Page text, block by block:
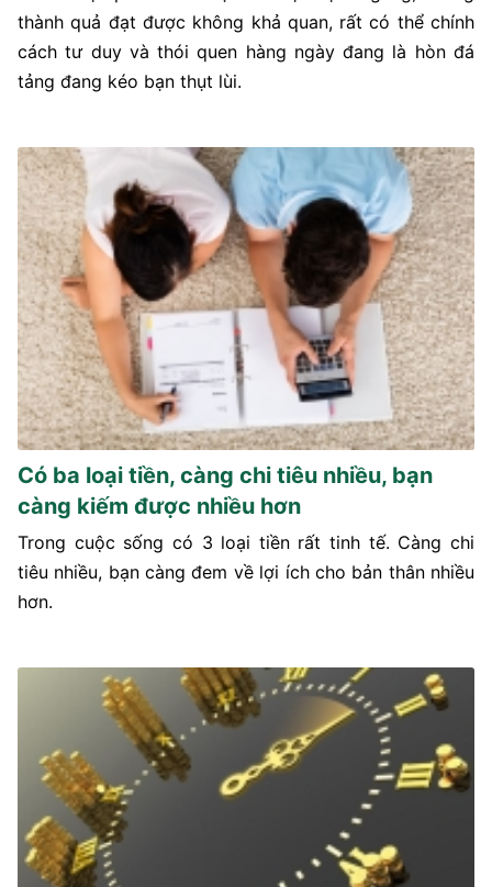
thành quả đạt được không khả quan, rất có thể chính
cách tư duy và thói quen hàng ngày đang là hòn đá
tảng đang kéo bạn thụt lùi.
Có ba loại tiền, càng chi tiêu nhiều, bạn
càng kiếm được nhiều hơn
Trong cuộc sống có 3 loại tiền rất tinh tế. Càng chi
tiêu nhiều, bạn càng đem về lợi ích cho bản thân nhiều
hơn.